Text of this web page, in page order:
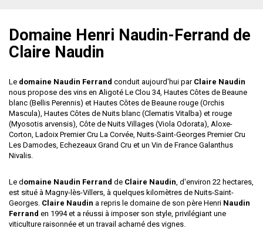
Domaine Henri Naudin-Ferrand de
Claire Naudin
Le domaine Naudin Ferrand conduit aujourd'hui par Claire Naudin
nous propose des vins en Aligoté Le Clou 34, Hautes Côtes de Beaune
blanc (Bellis Perennis) et Hautes Côtes de Beaune rouge (Orchis
Mascula), Hautes Côtes de Nuits blanc (Clematis Vitalba) et rouge
(Myosotis arvensis), Côte de Nuits Villages (Viola Odorata), Aloxe-
Corton, Ladoix Premier Cru La Corvée, Nuits-Saint-Georges Premier Cru
Les Damodes, Echezeaux Grand Cru et un Vin de France Galanthus
Nivalis.
Le domaine Naudin Ferrand de Claire Naudin , d'environ 22 hectares,
est situé à Magny-lès-Villers, à quelques kilomètres de Nuits-Saint-
Georges. Claire Naudin a repris le domaine de son père Henri Naudin
Ferrand en 1994 et a réussi à imposer son style, privilégiant une
viticulture raisonnée et un travail acharné des vignes.